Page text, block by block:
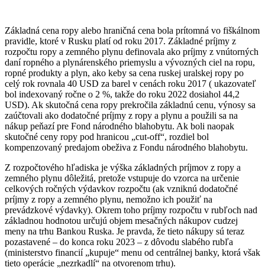
Základná cena ropy alebo hraničná cena bola prítomná vo fiškálnom
pravidle, ktoré v Rusku platí od roku 2017. Základné príjmy z
rozpočtu ropy a zemného plynu definovala ako príjmy z vnútorných
daní ropného a plynárenského priemyslu a vývozných ciel na ropu,
ropné produkty a plyn, ako keby sa cena ruskej uralskej ropy po
celý rok rovnala 40 USD za barel v cenách roku 2017 ( ukazovateľ
bol indexovaný ročne o 2 %, takže do roku 2022 dosiahol 44,2
USD). Ak skutočná cena ropy prekročila základnú cenu, výnosy sa
zaúčtovali ako dodatočné príjmy z ropy a plynu a použili sa na
nákup peňazí pre Fond národného blahobytu. Ak boli naopak
skutočné ceny ropy pod hranicou „cut-off“, rozdiel bol
kompenzovaný predajom obeživa z Fondu národného blahobytu.
Z rozpočtového hľadiska je výška základných príjmov z ropy a
zemného plynu dôležitá, pretože vstupuje do vzorca na určenie
celkových ročných výdavkov rozpočtu (ak vzniknú dodatočné
príjmy z ropy a zemného plynu, nemožno ich použiť na
prevádzkové výdavky). Okrem toho príjmy rozpočtu v rubľoch nad
základnou hodnotou určujú objem mesačných nákupov cudzej
meny na trhu Bankou Ruska. Je pravda, že tieto nákupy sú teraz
pozastavené – do konca roku 2023 – z dôvodu slabého rubľa
(ministerstvo financií „kupuje“ menu od centrálnej banky, ktorá však
tieto operácie „nezrkadlí“ na otvorenom trhu).